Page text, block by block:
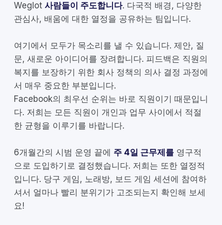
Weglot 사람들이 주도합니다. 다국적 배경, 다양한
관심사, 배움에 대한 열정을 공유하는 팀입니다.
여기에서 모두가 목소리를 낼 수 있습니다. 제안, 질
문, 새로운 아이디어를 장려합니다. 피드백은 직원의
복지를 보장하기 위한 회사 정책의 의사 결정 과정에
서 매우 중요한 부분입니다.
Facebook의 최우선 순위는 바로 직원이기 때문입니
다. 저희는 모든 직원이 개인과 업무 사이에서 적절
한 균형을 이루기를 바랍니다.
6개월간의 시범 운영 끝에 주 4일 근무제를 영구적
으로 도입하기로 결정했습니다. 저희는 또한 열정적
입니다. 당구 게임, 노래방, 보드 게임 세션에 참여하
셔서 얼마나 빨리 분위기가 고조되는지 확인해 보세
요!